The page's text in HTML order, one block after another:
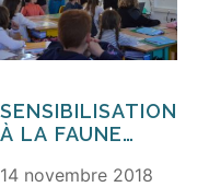
SENSIBILISATION
À LA FAUNE
14 novembre 2018